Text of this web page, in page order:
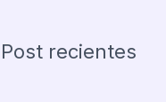
Post recientes